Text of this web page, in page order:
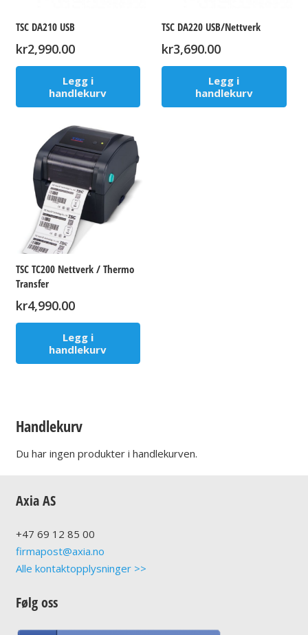
TSC DA210 USB
kr2,990.00
Legg i
handlekurv
TSC DA220 USB/Nettverk
kr3,690.00
Legg i
handlekurv
TSC TC200 Nettverk / Thermo
Transfer
kr4,990.00
Legg i
handlekurv
Handlekurv
Du har ingen produkter i handlekurven.
Axia AS
+47 69 12 85 00
firmapost@axia.no
Alle kontaktopplysninger >>
Følg oss